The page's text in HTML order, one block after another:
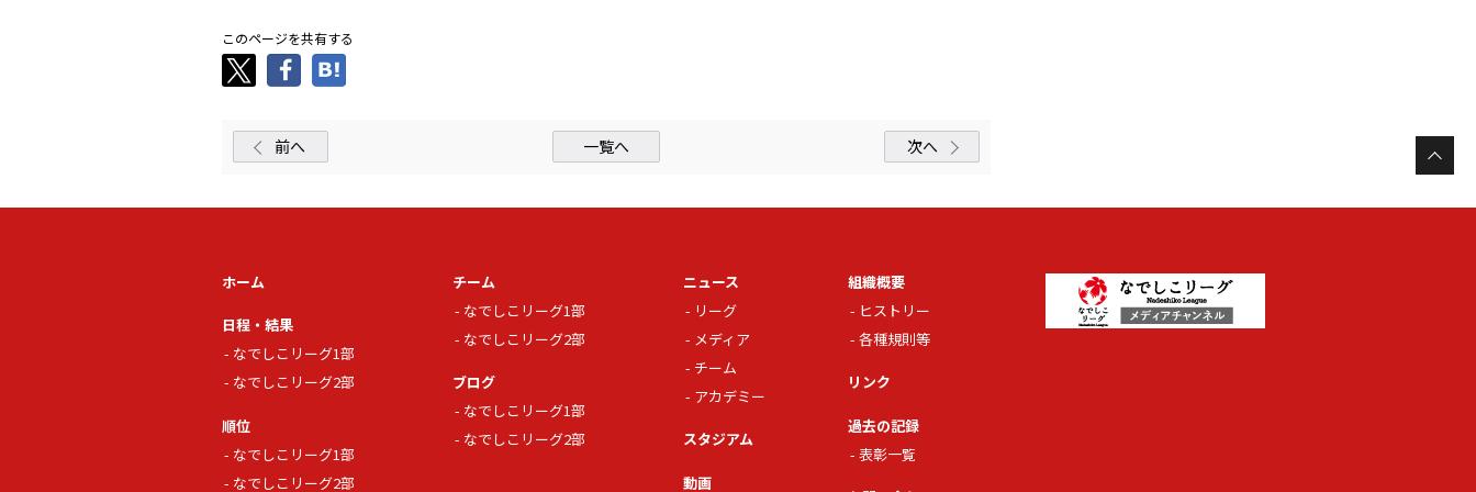
このページを共有する
前へ 一覧へ 次へ
ホーム
日程・結果
なでしこリーグ1部
なでしこリーグ2部
順位
なでしこリーグ1部
なでしこリーグ2部
チーム
なでしこリーグ1部
なでしこリーグ2部
ブログ
なでしこリーグ1部
なでしこリーグ2部
ニュース
リーグ
メディア
チーム
アカデミー
スタジアム
動画
組織概要
ヒストリー
各種規則等
リンク
過去の記録
表彰一覧